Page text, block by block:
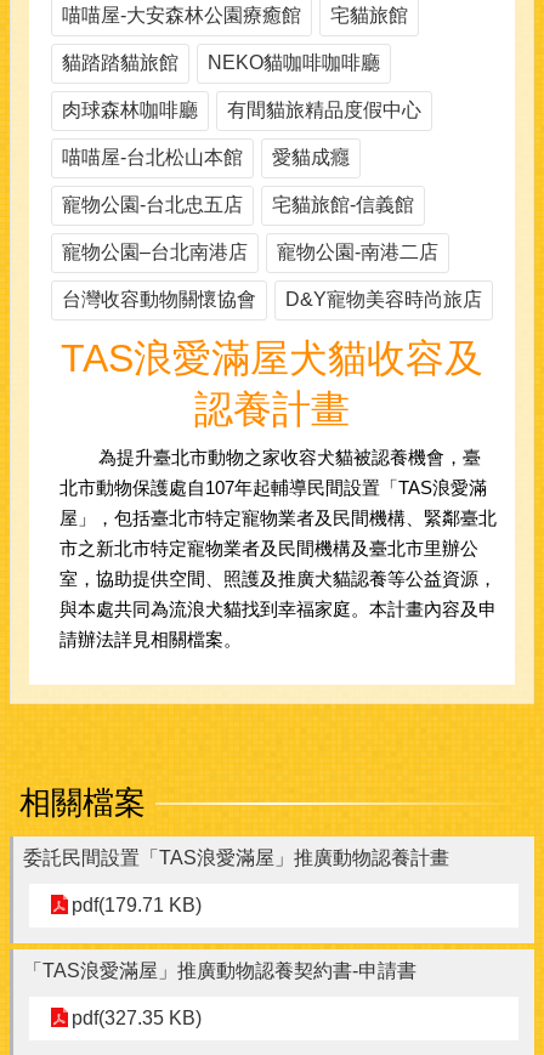
喵喵屋-大安森林公園療癒館 宅貓旅館
貓踏踏貓旅館 NEKO貓咖啡咖啡廳
肉球森林咖啡廳 有間貓旅精品度假中心
喵喵屋-台北松山本館 愛貓成癮
寵物公園-台北忠五店 宅貓旅館-信義館
寵物公園–台北南港店 寵物公園-南港二店
台灣收容動物關懷協會 D&Y寵物美容時尚旅店
TAS浪愛滿屋犬貓收容及
認養計畫
為提升臺北市動物之家收容犬貓被認養機會，臺
北市動物保護處自107年起輔導民間設置「TAS浪愛滿
屋」，包括臺北市特定寵物業者及民間機構、緊鄰臺北
市之新北市特定寵物業者及民間機構及臺北市里辦公
室，協助提供空間、照護及推廣犬貓認養等公益資源，
與本處共同為流浪犬貓找到幸福家庭。本計畫內容及申
請辦法詳見相關檔案。
相關檔案
委託民間設置「TAS浪愛滿屋」推廣動物認養計畫
pdf(179.71 KB)
「TAS浪愛滿屋」推廣動物認養契約書-申請書
pdf(327.35 KB)